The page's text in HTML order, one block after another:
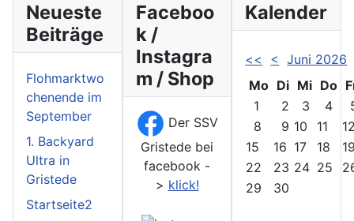
Neueste
Beiträge
Flohmarktwo
chenende im
September
1. Backyard
Ultra in
Gristede
Startseite2
Faceboo
k /
Instagra
m / Shop
Der SSV
Gristede bei
facebook -
> klick!
Kalender
<< <
Juni 2026
Mo Di Mi Do
1
2 3 4
8
9 10 11
15
16 17 18
22
23 24 25
29
30